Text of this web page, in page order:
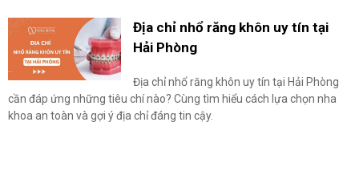
Địa chỉ nhổ răng khôn uy tín tại
Hải Phòng
Địa chỉ nhổ răng khôn uy tín tại Hải Phòng
cần đáp ứng những tiêu chí nào? Cùng tìm hiểu cách lựa chọn nha
khoa an toàn và gợi ý địa chỉ đáng tin cậy.